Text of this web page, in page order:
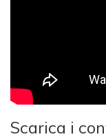
Scarica i